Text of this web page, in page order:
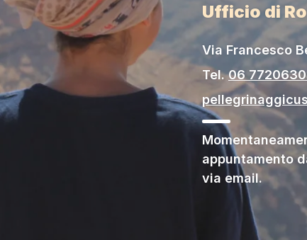
Ufficio di
Via Francesco
Tel.06
appuntamento
via email.